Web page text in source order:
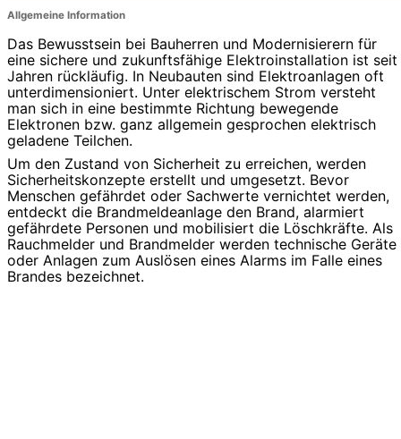
Allgemeine Information
Das Bewusstsein bei Bauherren und Modernisierern für
eine sichere und zukunftsfähige Elektroinstallation ist seit
Jahren rückläufig. In Neubauten sind Elektroanlagen oft
unterdimensioniert. Unter elektrischem Strom versteht
man sich in eine bestimmte Richtung bewegende
Elektronen bzw. ganz allgemein gesprochen elektrisch
geladene Teilchen.
Um den Zustand von Sicherheit zu erreichen, werden
Sicherheitskonzepte erstellt und umgesetzt. Bevor
Menschen gefährdet oder Sachwerte vernichtet werden,
entdeckt die Brandmeldeanlage den Brand, alarmiert
gefährdete Personen und mobilisiert die Löschkräfte. Als
Rauchmelder und Brandmelder werden technische Geräte
oder Anlagen zum Auslösen eines Alarms im Falle eines
Brandes bezeichnet.